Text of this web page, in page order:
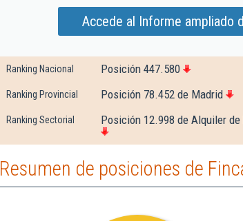
Accede al Informe ampliado
Ranking Nacional Posición 447.580
Ranking Provincial Posición 78.452 de Madrid
Ranking Sectorial Posición 12.998 de Alquiler
Resumen de posiciones de